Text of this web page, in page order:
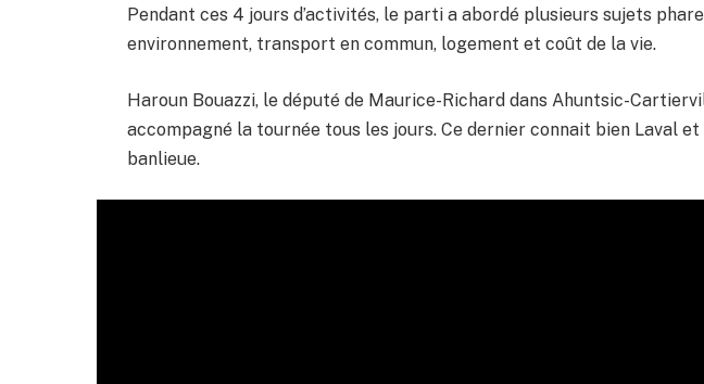
Pendant ces 4 jours d’activités, le parti a abordé plusieurs sujets
environnement, transport en commun, logement et coût de la vie.
Haroun Bouazzi, le député de Maurice-Richard dans Ahuntsic-
accompagné la tournée tous les jours. Ce dernier connait bien Laval
banlieue.